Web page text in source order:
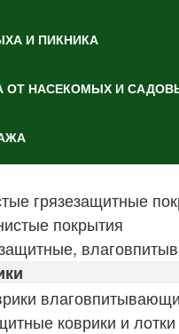
И ПИКНИКА
ОТ НАСЕКОМЫХ И
грязезащитные
покрытия
коврики и лотки